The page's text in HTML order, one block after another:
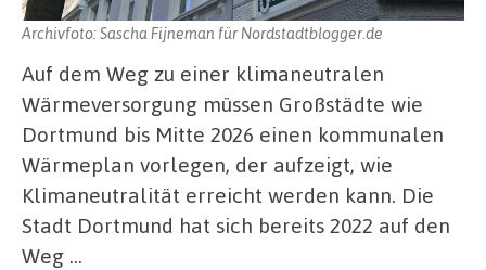
Archivfoto: Sascha Fijneman für Nordstadtblogger.de
Auf dem Weg zu einer klimaneutralen
Wärmeversorgung müssen Großstädte wie
Dortmund bis Mitte 2026 einen kommunalen
Wärmeplan vorlegen, der aufzeigt, wie
Klimaneutralität erreicht werden kann. Die
Stadt Dortmund hat sich bereits 2022 auf den
Weg …